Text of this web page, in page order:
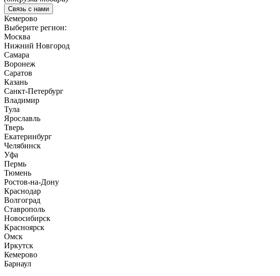
Связь с нами
Кемерово
Выберите регион:
Москва
Нижний Новгород
Самара
Воронеж
Саратов
Казань
Санкт-Петербург
Владимир
Тула
Ярославль
Тверь
Екатеринбург
Челябинск
Уфа
Пермь
Тюмень
Ростов-на-Дону
Краснодар
Волгоград
Ставрополь
Новосибирск
Красноярск
Омск
Иркутск
Кемерово
Барнаул